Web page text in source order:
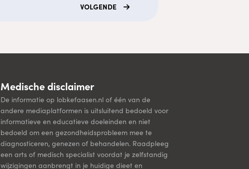
VOLGENDE
Medische disclaimer
De informatie op lobkefaasen.nl of één van de
andere mediaplatformen is uitsluitend bedoeld voor
informatieve en educatieve doeleinden en niet
bedoeld om een gezondheidsprobleem mee te
diagnosticeren, genezen of behandelen. Raadpleeg
een arts of medisch specialist voordat je zelfstandig
wijzigingen aanbrengt in je huidige dieet en